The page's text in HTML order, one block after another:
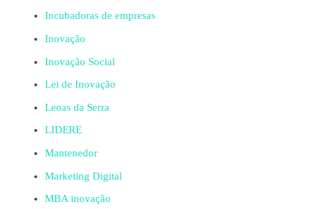
Incubadoras de empresas
Inovação
Inovação Social
Lei de Inovação
Leoas da Serra
LIDERE
Mantenedor
Marketing Digital
MBA inovação